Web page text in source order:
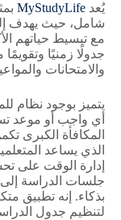
يُعد
شامل، حيث يهدف
مع تبسيط حياتهم
جدولًا زمنيًا
والامتحانات
يتميز بوجود نظام
أي واجب أو موعد
المكافأة الكبرى
الذي يساعد
إدارة الوقت على
جلسات الدراسة
لتنظيم جدول